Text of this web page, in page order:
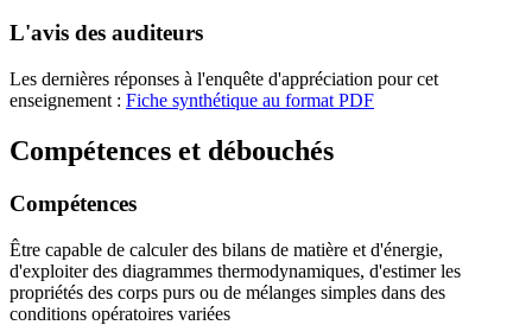
L'avis des auditeurs
Les dernières réponses à l'enquête d'appréciation pour cet
enseignement : Fiche synthétique au format PDF
Compétences et débouchés
Compétences
Être capable de calculer des bilans de matière et d'énergie,
d'exploiter des diagrammes thermodynamiques, d'estimer les
propriétés des corps purs ou de mélanges simples dans des
conditions opératoires variées